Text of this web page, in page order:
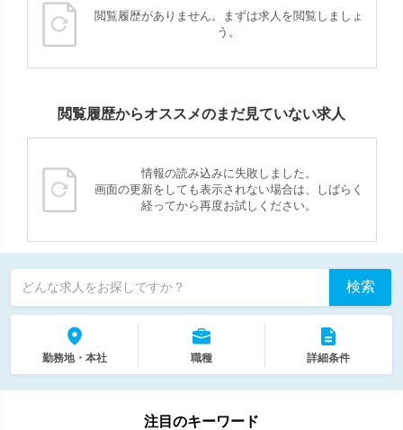
閲覧履歴がありません。まずは求人を閲覧しましょ
う。
閲覧履歴からオススメのまだ見ていない求人
情報の読み込みに失敗しました。
画面の更新をしても表示されない場合は、しばらく
経ってから再度お試しください。
どんな求人をお探しですか？ 検索
勤務地・本社 職種 詳細条件
注目のキーワード